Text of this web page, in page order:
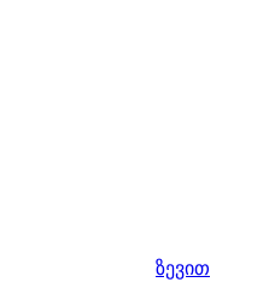
ზევით